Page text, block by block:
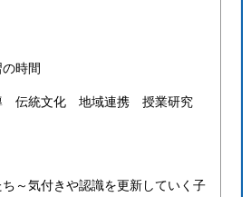
時間
伝統文化 地域連携 授業研究
～気付きや認識を更新していく子